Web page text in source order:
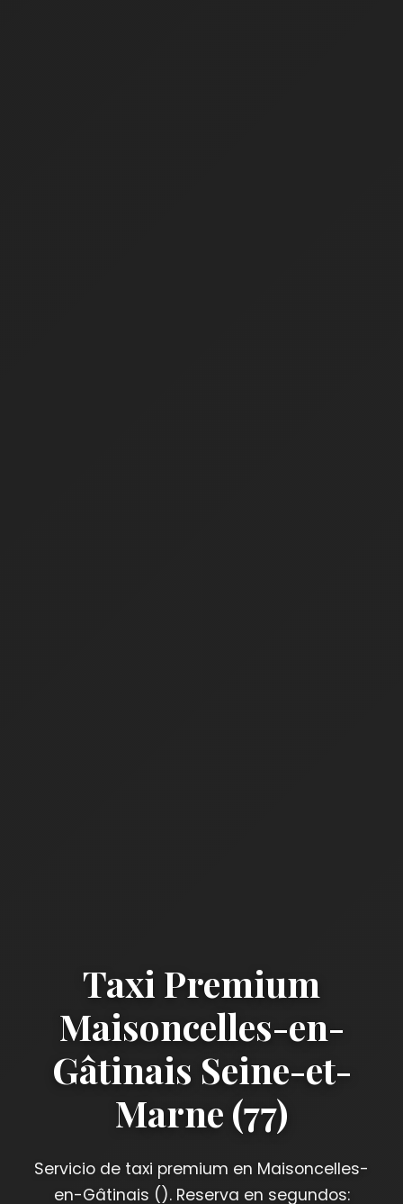
Taxi Premium
Maisoncelles-en-
Gâtinais Seine-et-
Marne (77)
Servicio de taxi premium en Maisoncelles-
en-Gâtinais (). Reserva en segundos: